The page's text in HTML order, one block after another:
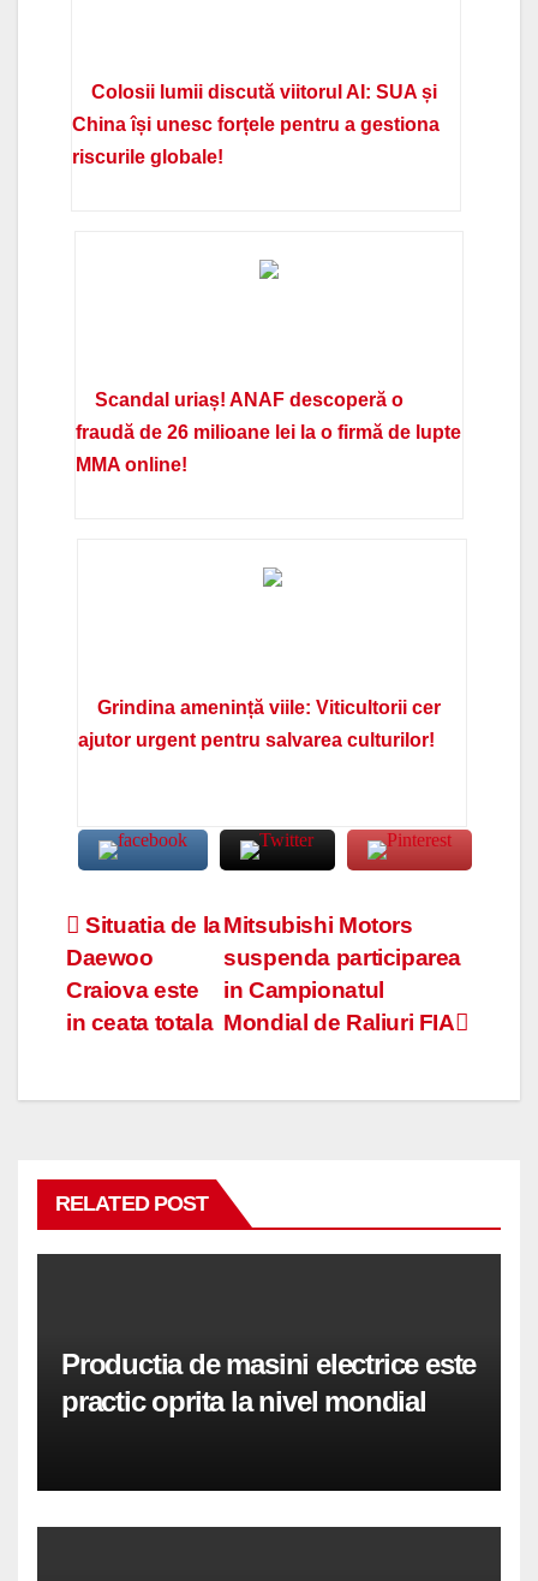
Colosii lumii discută viitorul AI: SUA și
China își unesc forțele pentru a gestiona
riscurile globale!
Scandal uriaș! ANAF descoperă o
fraudă de 26 milioane lei la o firmă de lupte
MMA online!
Grindina amenință viile: Viticultorii cer
ajutor urgent pentru salvarea culturilor!
Navigare
în
articole
Mitsubishi Motors
suspenda participarea
in Campionatul
Mondial de Raliuri FIA
Situatia de la
Daewoo
Craiova este
in ceata totala
RELATED POST
Productia de masini electrice este
practic oprita la nivel mondial